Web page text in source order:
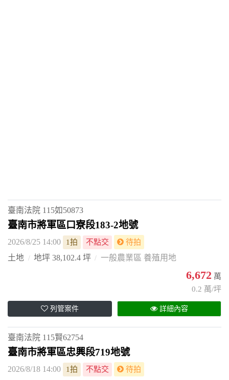
臺南法院 115如50873
臺南市將軍區口寮段183-2地號
2026/8/25 14:00 1拍 不點交 待拍
土地 地坪 38,102.4 坪 一般農業區 養殖用地
6,672 萬
0.2 萬/坪
列管案件 詳細內容
臺南法院 115賢62754
臺南市將軍區忠興段719地號
2026/8/18 14:00 1拍 不點交 待拍